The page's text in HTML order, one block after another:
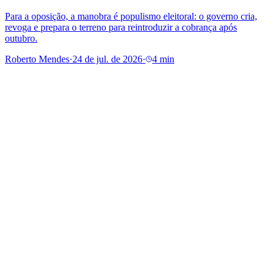
Para a oposição, a manobra é populismo eleitoral: o governo cria,
revoga e prepara o terreno para reintroduzir a cobrança após
outubro.
Roberto Mendes·24 de jul. de 2026· 4 min